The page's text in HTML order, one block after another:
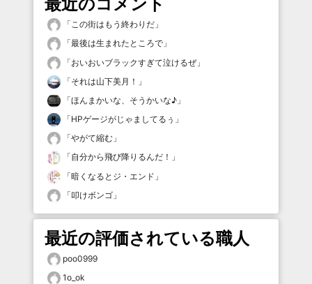
「この街はもう終わりだ 」
「最後は生まれたところで 」
「おいおいブラックすぎて泣けるぜ」
「それは山下美月！ 」
「ほんまかいな、そうかいな♪ 」
「HPゲージがじゃましてるぅ 」
「やがて縮む 」
「自分から飛び降りるんだ！ 」
「暗くなるとジ・エンド 」
「叩けボンゴ 」
最近の評価されている職人
poo0999
1o_ok